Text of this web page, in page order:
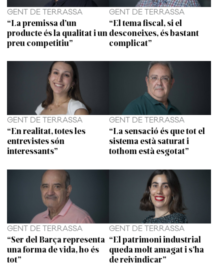
GENT DE TERRASSA
“La premissa d’un
producte és la qualitat i un
preu competitiu”
GENT DE TERRASSA
“El tema fiscal, si el
desconeixes, és bastant
complicat”
GENT DE TERRASSA
“En realitat, totes les
entrevistes són
interessants”
GENT DE TERRASSA
“La sensació és que tot el
sistema està saturat i
tothom està esgotat”
GENT DE TERRASSA
“Ser del Barça representa
una forma de vida, ho és
tot”
GENT DE TERRASSA
“El patrimoni industrial
queda molt amagat i s’ha
de reivindicar”